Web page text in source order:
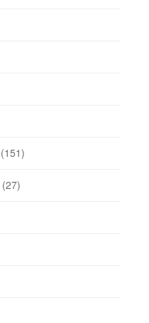
(151)
(27)